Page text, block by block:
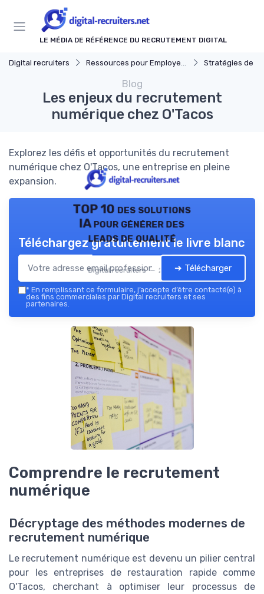
LE MÉDIA DE RÉFÉRENCE DU RECRUTEMENT DIGITAL
Digital recruiters Ressources pour Employeurs Stratégies de
Blog
Les enjeux du recrutement
numérique chez O'Tacos
Explorez les défis et opportunités du recrutement
numérique chez O'Tacos, une entreprise en pleine
expansion.
TOP 10 des solutions
IA pour générer des
leads de qualité
Digital recruiters — 2026
Téléchargez gratuitement le livre blanc
➔ Télécharger
* En remplissant ce formulaire, j’accepte d’être contacté(e) à
des fins commerciales par Digital recruiters et ses
partenaires.
Comprendre le recrutement
numérique
Décryptage des méthodes modernes de
recrutement numérique
Le recrutement numérique est devenu un pilier central
pour les entreprises de restauration rapide comme
O'Tacos, cherchant à optimiser leur processus de
Panneau de gestion des cookies